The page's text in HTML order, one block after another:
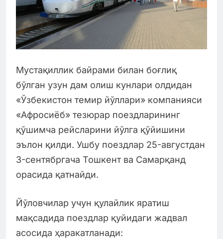
Мустақиллик байрами билан боғлиқ
бўлган узун дам олиш кунлари олдидан
«Ўзбекистон темир йўллари» компанияси
«Афросиёб» тезюрар поездларининг
қўшимча рейсларини йўлга қўйишини
эълон қилди. Ушбу поездлар 25-августдан
3-сентябргача Тошкент ва Самарқанд
орасида қатнайди.
Йўловчилар учун қулайлик яратиш
мақсадида поездлар қуйидаги жадвал
асосида ҳаракатланади: